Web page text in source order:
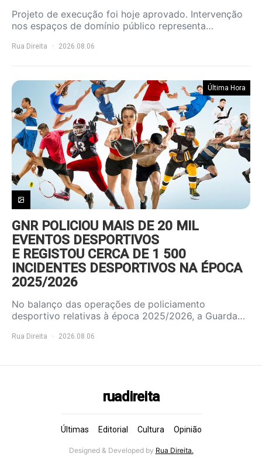
Projeto de execução foi hoje aprovado. Intervenção
nos espaços de domínio público representa…
Rua Direita 2026.08.06
Última Hora
GNR POLICIOU MAIS DE 20 MIL
EVENTOS DESPORTIVOS
E REGISTOU CERCA DE 1 500
INCIDENTES DESPORTIVOS NA ÉPOCA
2025/2026
No balanço das operações de policiamento
desportivo relativas à época 2025/2026, a Guarda…
Rua Direita 2026.08.06
ruadireita
Últimas Editorial Cultura Opinião
Designed & Developed by Rua Direita.